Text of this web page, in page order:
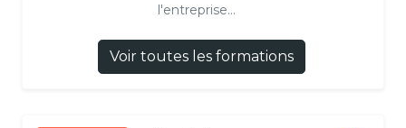
l'entreprise...
Voir toutes les formations